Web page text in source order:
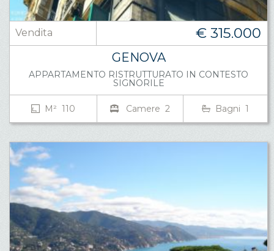
Vendita € 315.000
GENOVA
APPARTAMENTO RISTRUTTURATO IN CONTESTO
SIGNORILE
M² 110 Camere 2 Bagni 1